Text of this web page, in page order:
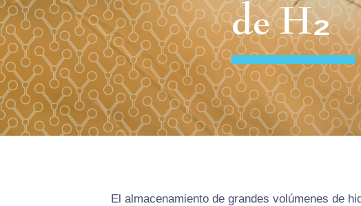
de H₂
El almacenamiento de grandes volúmenes de